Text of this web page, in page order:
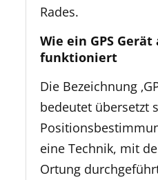
Rades.
Wie ein GPS
funktioniert
Die Bezeichnung
bedeutet übersetzt
eine Technik, mit
Ortung